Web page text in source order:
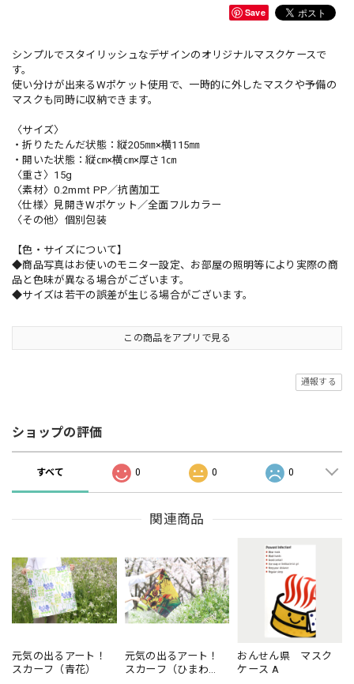
Save
シンプルでスタイリッシュなデザインのオリジナルマスクケースで
す。
使い分けが出来るWポケット使用で、一時的に外したマスクや予備の
マスクも同時に収納できます。
〈サイズ〉
・折りたたんだ状態：縦205㎜×横115㎜
・開いた状態：縦㎝×横㎝×厚さ1㎝
〈重さ〉15g
〈素材〉0.2mmt PP／抗菌加工
〈仕様〉見開きWポケット／全面フルカラー
〈その他〉個別包装
【色・サイズについて】
◆商品写真はお使いのモニター設定、お部屋の照明等により実際の商
品と色味が異なる場合がございます。
◆サイズは若干の誤差が生じる場合がございます。
この商品をアプリで見る
通報する
ショップの評価
すべて 0 0 0
関連商品
元気の出るアート！
スカーフ（青花）
元気の出るアート！
スカーフ（ひまわ
おんせん県 マスク
ケース A